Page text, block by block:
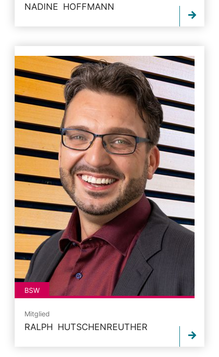
NADINE HOFFMANN
BSW
Mitglied
RALPH HUTSCHENREUTHER